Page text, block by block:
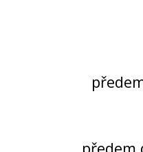
předem